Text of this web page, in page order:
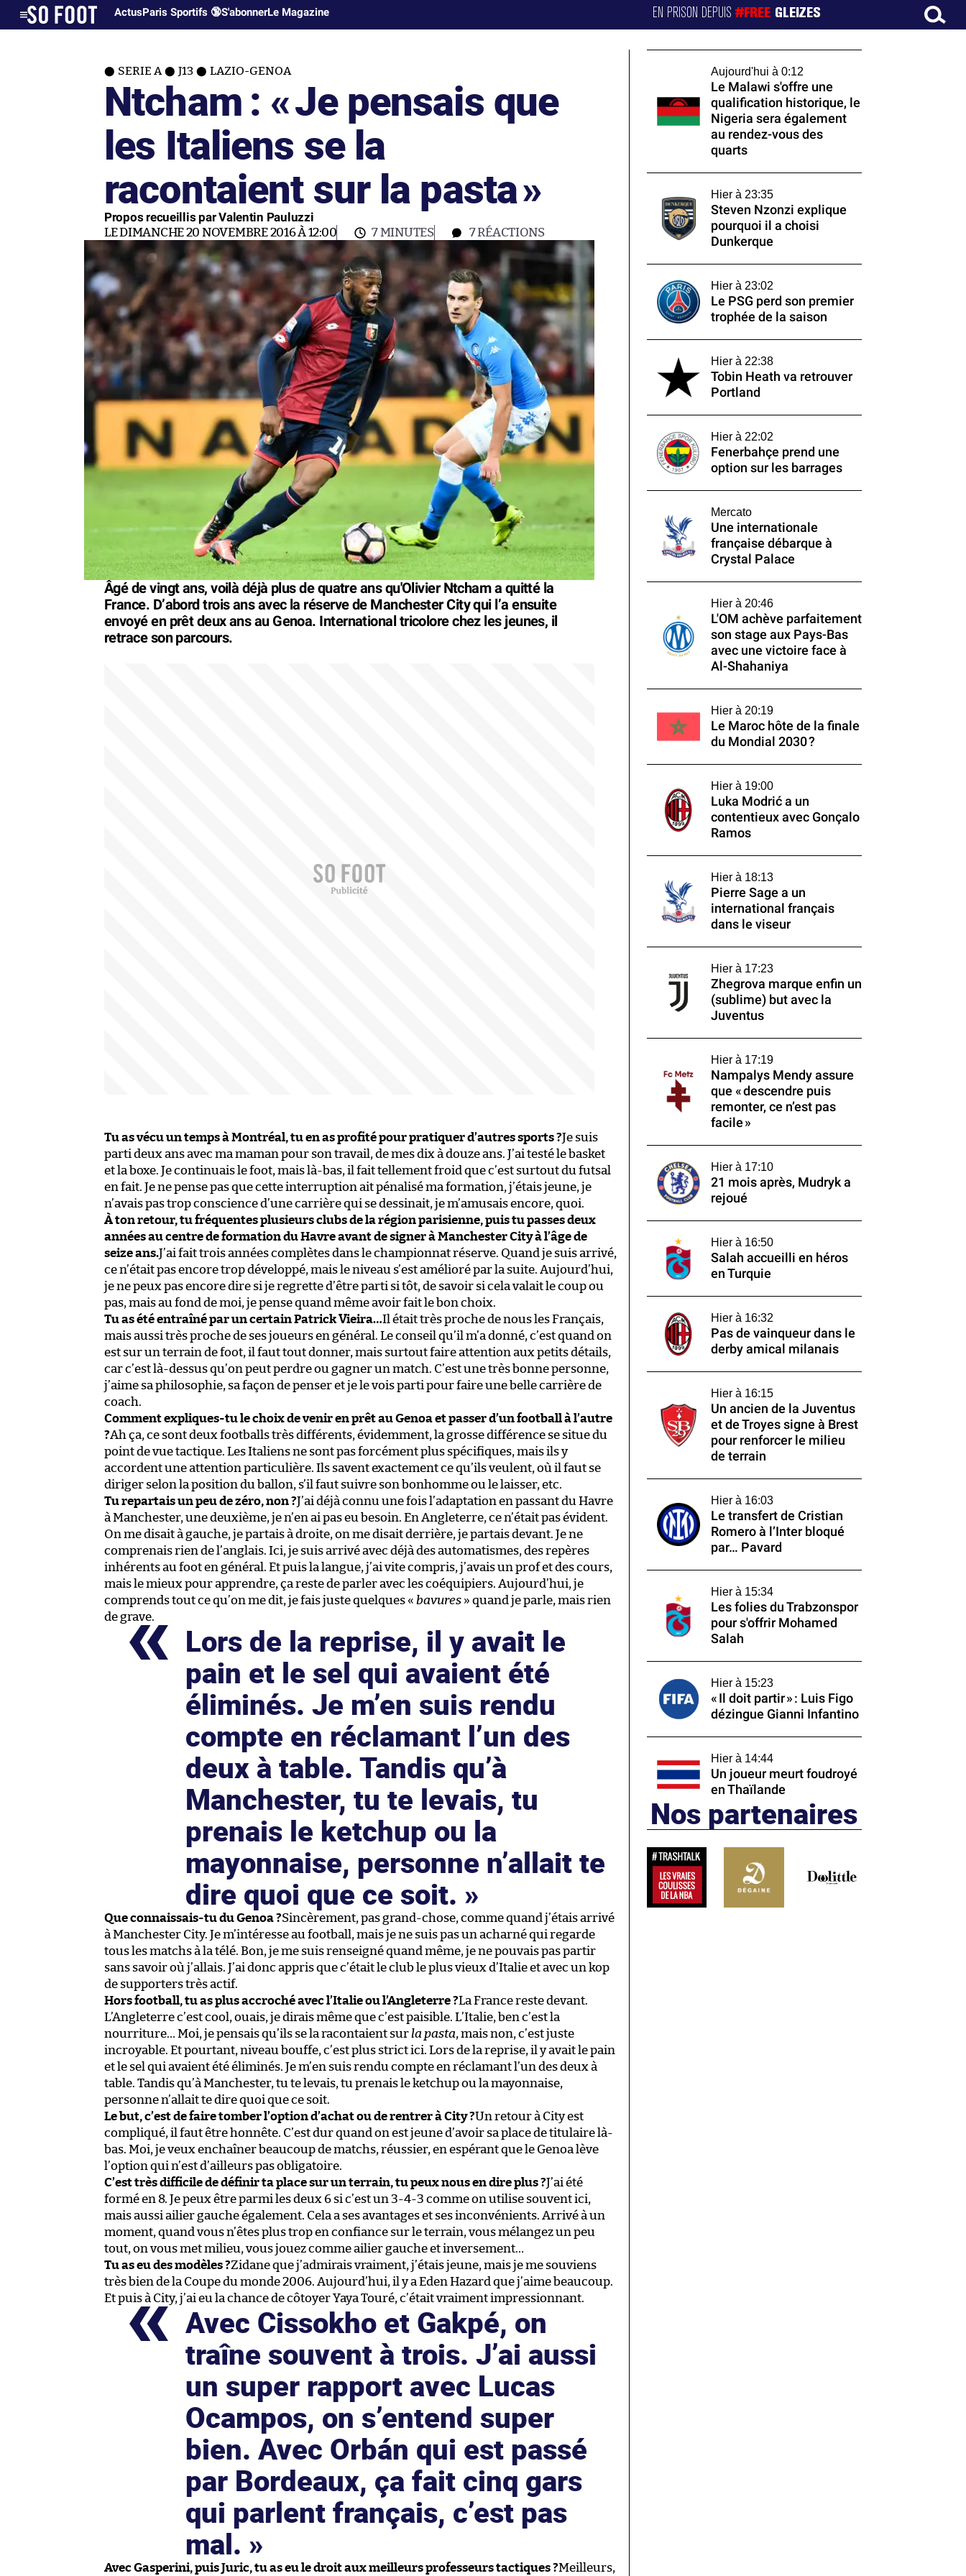
ActusParis Sportifs 🔞S'abonnerLe Magazine EN PRISON DEPUIS#FREE GLEIZES
SERIE A J13 LAZIO-GENOA
Ntcham : «Je pensais que
les Italiens se la
racontaient sur la pasta»
Propos recueillis par Valentin Pauluzzi
LE DIMANCHE 20 NOVEMBRE 2016 À 12:00 7 MINUTES 7RÉACTIONS
Âgé de vingt ans, voilà déjà plus de quatre ans qu'Olivier Ntcham a quitté la
France. D’abord trois ans avec la réserve de Manchester City qui l’a ensuite
envoyé en prêt deux ans au Genoa. International tricolore chez les jeunes, il
retrace son parcours.
Tu as vécu un temps à Montréal, tu en as profité pour pratiquer d’autres sports ?Je suis
parti deux ans avec ma maman pour son travail, de mes dix à douze ans. J’ai testé le basket
et la boxe. Je continuais le foot, mais là-bas, il fait tellement froid que c’est surtout du futsal
en fait. Je ne pense pas que cette interruption ait pénalisé ma formation, j’étais jeune, je
n’avais pas trop conscience d’une carrière qui se dessinait, je m’amusais encore, quoi.
À ton retour, tu fréquentes plusieurs clubs de la région parisienne, puis tu passes deux
années au centre de formation du Havre avant de signer à Manchester City à l’âge de
seize ans.J’ai fait trois années complètes dans le championnat réserve. Quand je suis arrivé,
ce n’était pas encore trop développé, mais le niveau s’est amélioré par la suite. Aujourd’hui,
je ne peux pas encore dire si je regrette d’être parti si tôt, de savoir si cela valait le coup ou
pas, mais au fond de moi, je pense quand même avoir fait le bon choix.
Tu as été entraîné par un certain Patrick Vieira…Il était très proche de nous les Français,
mais aussi très proche de ses joueurs en général. Le conseil qu’il m’a donné, c’est quand on
est sur un terrain de foot, il faut tout donner, mais surtout faire attention aux petits détails,
car c’est là-dessus qu’on peut perdre ou gagner un match. C’est une très bonne personne,
j’aime sa philosophie, sa façon de penser et je le vois parti pour faire une belle carrière de
coach.
Comment expliques-tu le choix de venir en prêt au Genoa et passer d’un football à l’autre
?Ah ça, ce sont deux footballs très différents, évidemment, la grosse différence se situe du
point de vue tactique. Les Italiens ne sont pas forcément plus spécifiques, mais ils y
accordent une attention particulière. Ils savent exactement ce qu’ils veulent, où il faut se
diriger selon la position du ballon, s’il faut suivre son bonhomme ou le laisser, etc.
Tu repartais un peu de zéro, non ?J’ai déjà connu une fois l’adaptation en passant du Havre
à Manchester, une deuxième, je n’en ai pas eu besoin. En Angleterre, ce n’était pas évident.
On me disait à gauche, je partais à droite, on me disait derrière, je partais devant. Je ne
comprenais rien de l’anglais. Ici, je suis arrivé avec déjà des automatismes, des repères
inhérents au foot en général. Et puis la langue, j’ai vite compris, j’avais un prof et des cours,
mais le mieux pour apprendre, ça reste de parler avec les coéquipiers. Aujourd’hui, je
comprends tout ce qu’on me dit, je fais juste quelques « bavures » quand je parle, mais rien
de grave.
Lors de la reprise, il y avait le
pain et le sel qui avaient été
éliminés. Je m’en suis rendu
compte en réclamant l’un des
deux à table. Tandis qu’à
Manchester, tu te levais, tu
prenais le ketchup ou la
mayonnaise, personne n’allait te
dire quoi que ce soit.
Que connaissais-tu du Genoa ?Sincèrement, pas grand-chose, comme quand j’étais arrivé
à Manchester City. Je m’intéresse au football, mais je ne suis pas un acharné qui regarde
tous les matchs à la télé. Bon, je me suis renseigné quand même, je ne pouvais pas partir
sans savoir où j’allais. J’ai donc appris que c’était le club le plus vieux d’Italie et avec un kop
de supporters très actif.
Hors football, tu as plus accroché avec l’Italie ou l’Angleterre ?La France reste devant.
L’Angleterre c’est cool, ouais, je dirais même que c’est paisible. L’Italie, ben c’est la
nourriture… Moi, je pensais qu’ils se la racontaient sur la pasta, mais non, c’est juste
incroyable. Et pourtant, niveau bouffe, c’est plus strict ici. Lors de la reprise, il y avait le pain
et le sel qui avaient été éliminés. Je m’en suis rendu compte en réclamant l’un des deux à
table. Tandis qu’à Manchester, tu te levais, tu prenais le ketchup ou la mayonnaise,
personne n’allait te dire quoi que ce soit.
Le but, c’est de faire tomber l’option d’achat ou de rentrer à City ?Un retour à City est
compliqué, il faut être honnête. C’est dur quand on est jeune d’avoir sa place de titulaire là-
bas. Moi, je veux enchaîner beaucoup de matchs, réussier, en espérant que le Genoa lève
l’option qui n’est d’ailleurs pas obligatoire.
C’est très difficile de définir ta place sur un terrain, tu peux nous en dire plus ?J’ai été
formé en 8. Je peux être parmi les deux 6 si c’est un 3-4-3 comme on utilise souvent ici,
mais aussi ailier gauche également. Cela a ses avantages et ses inconvénients. Arrivé à un
moment, quand vous n’êtes plus trop en confiance sur le terrain, vous mélangez un peu
tout, on vous met milieu, vous jouez comme ailier gauche et inversement…
Tu as eu des modèles ?Zidane que j’admirais vraiment, j’étais jeune, mais je me souviens
très bien de la Coupe du monde 2006. Aujourd’hui, il y a Eden Hazard que j’aime beaucoup.
Et puis à City, j’ai eu la chance de côtoyer Yaya Touré, c’était vraiment impressionnant.
Avec Cissokho et Gakpé, on
traîne souvent à trois. J’ai aussi
un super rapport avec Lucas
Ocampos, on s’entend super
bien. Avec Orbán qui est passé
par Bordeaux, ça fait cinq gars
qui parlent français, c’est pas
mal.
Avec Gasperini, puis Juric, tu as eu le droit aux meilleurs professeurs tactiques ?Meilleurs,
Aujourd'hui à 0:12
Le Malawi s'offre une
qualification historique, le
Nigeria sera également
au rendez-vous des
quarts
Hier à 23:35
Steven Nzonzi explique
pourquoi il a choisi
Dunkerque
Hier à 23:02
Le PSG perd son premier
trophée de la saison
Hier à 22:38
Tobin Heath va retrouver
Portland
Hier à 22:02
Fenerbahçe prend une
option sur les barrages
Mercato
Une internationale
française débarque à
Crystal Palace
Hier à 20:46
L'OM achève parfaitement
son stage aux Pays-Bas
avec une victoire face à
Al-Shahaniya
Hier à 20:19
Le Maroc hôte de la finale
du Mondial 2030 ?
Hier à 19:00
Luka Modrić a un
contentieux avec Gonçalo
Ramos
Hier à 18:13
Pierre Sage a un
international français
dans le viseur
Hier à 17:23
Zhegrova marque enfin un
(sublime) but avec la
Juventus
Hier à 17:19
Nampalys Mendy assure
que « descendre puis
remonter, ce n’est pas
facile »
Hier à 17:10
21 mois après, Mudryk a
rejoué
Hier à 16:50
Salah accueilli en héros
en Turquie
Hier à 16:32
Pas de vainqueur dans le
derby amical milanais
Hier à 16:15
Un ancien de la Juventus
et de Troyes signe à Brest
pour renforcer le milieu
de terrain
Hier à 16:03
Le transfert de Cristian
Romero à l’Inter bloqué
par… Pavard
Hier à 15:34
Les folies du Trabzonspor
pour s'offrir Mohamed
Salah
Hier à 15:23
« Il doit partir » : Luis Figo
dézingue Gianni Infantino
Hier à 14:44
Un joueur meurt foudroyé
en Thaïlande
Nos partenaires